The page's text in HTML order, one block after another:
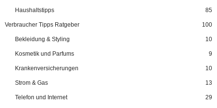
Haushaltstipps 85
Verbraucher Tipps Ratgeber 100
Bekleidung & Styling 10
Kosmetik und Parfums 9
Krankenversicherungen 10
Strom & Gas 13
Telefon und Internet 29